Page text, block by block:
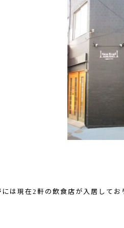
は現在2 軒の飲食店が入居してお